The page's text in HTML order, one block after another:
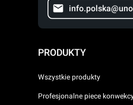
PRODUKTY
Wszystkie produkty
Profesjonalne piece